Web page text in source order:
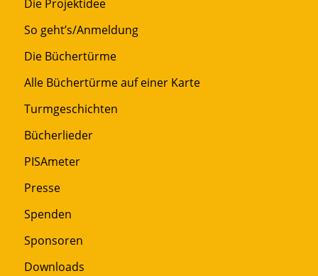
Die Projektidee
So geht’s/Anmeldung
Die Büchertürme
Alle Büchertürme auf einer Karte
Turmgeschichten
Bücherlieder
PISAmeter
Presse
Spenden
Sponsoren
Downloads